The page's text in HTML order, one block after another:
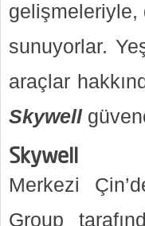
gelişmeleriyle,
sunuyorlar.
araçlar
Skywell
Skywell
Merkezi
Group